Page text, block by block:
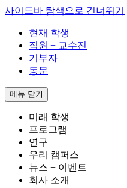
사이드바 탐색으로 건너뛰기
현재 학생
직원 + 교수진
기부자
동문
메뉴 닫기
미래 학생
프로그램
연구
우리 캠퍼스
뉴스 + 이벤트
회사 소개